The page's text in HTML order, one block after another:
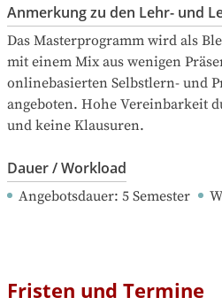
Anmerkung zu den Lehr- und
Das Masterprogramm wird als
mit einem Mix aus wenigen
onlinebasierten Selbstlern- und
angeboten. Hohe Vereinbarkeit
und keine Klausuren.
Dauer / Workload
Angebotsdauer: 5 Semester
Fristen und Termine